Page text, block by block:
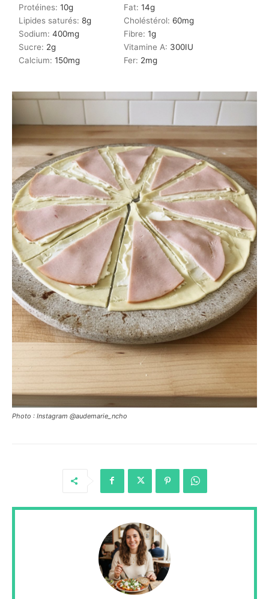
Protéines: 10g Fat: 14g
Lipides saturés: 8g Choléstérol: 60mg
Sodium: 400mg Fibre: 1g
Sucre: 2g Vitamine A: 300IU
Calcium: 150mg Fer: 2mg
Photo : Instagram @audemarie_ncho